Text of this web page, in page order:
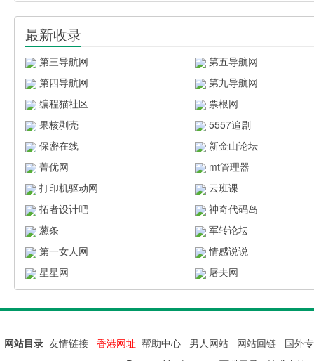
最新收录
第三导航网
第五导航网
第四导航网
第九导航网
编程猫社区
票根网
果核剥壳
5557追剧
保密在线
新金山论坛
菁优网
mt管理器
打印机驱动网
云班课
拓者设计吧
神奇代码岛
葱条
军转论坛
第一女人网
情感说说
星星网
屠夫网
网站目录 友情链接 香港网址 帮助中心 男人网站 网站回链
国外